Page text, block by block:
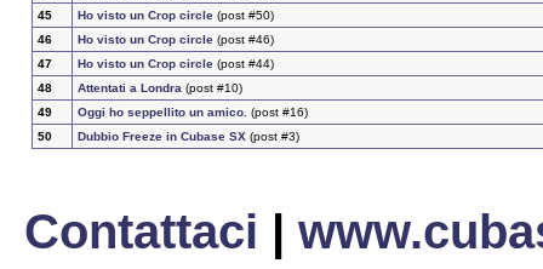
45
Ho visto un Crop circle(post #50)
46
Ho visto un Crop circle(post #46)
47
Ho visto un Crop circle(post #44)
48
Attentati a Londra(post #10)
49
Oggi ho seppellito un amico. (post #16)
50
Dubbio Freeze in Cubase SX(post #3)
Contattaci |